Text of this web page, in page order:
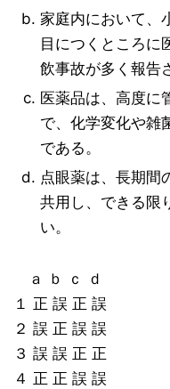
家庭内において、
目につくところに
飲事故が多く報告
医薬品は、高度に
で、化学変化や雑
である。
点眼薬は、長期間
共用し、できる限
い。
ａ ｂ ｃ ｄ
１ 正 誤 正 誤
２ 誤 正 誤 誤
３ 誤 誤 正 正
４ 正 正 誤 誤